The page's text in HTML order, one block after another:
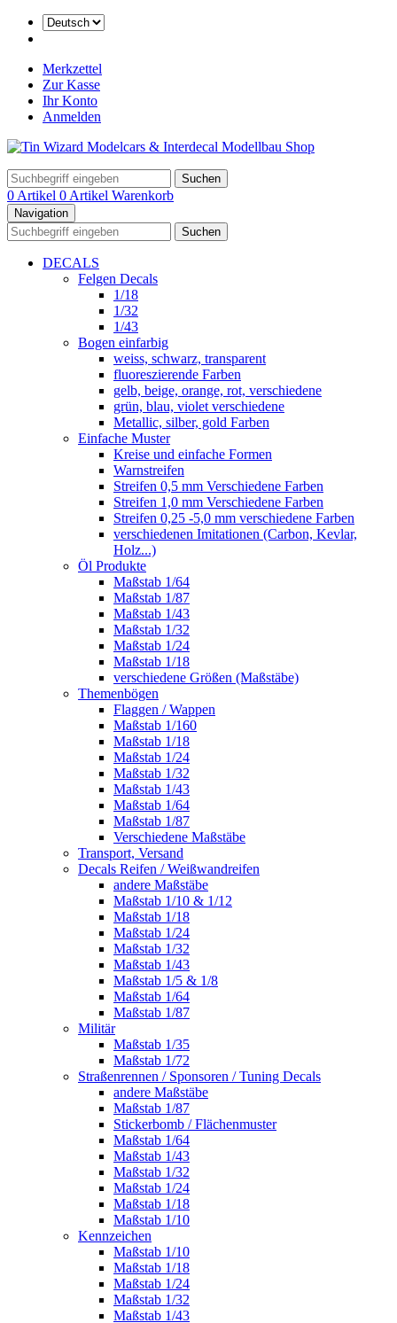
Merkzettel
Zur Kasse
Ihr Konto
Anmelden
Suchen
0 Artikel 0 Artikel Warenkorb
Navigation
Suchen
DECALS
Felgen Decals
1/18
1/32
1/43
Bogen einfarbig
weiss, schwarz, transparent
fluoreszierende Farben
gelb, beige, orange, rot, verschiedene
grün, blau, violet verschiedene
Metallic, silber, gold Farben
Einfache Muster
Kreise und einfache Formen
Warnstreifen
Streifen 0,5 mm Verschiedene Farben
Streifen 1,0 mm Verschiedene Farben
Streifen 0,25 -5,0 mm verschiedene Farben
verschiedenen Imitationen (Carbon, Kevlar,
Holz...)
Öl Produkte
Maßstab 1/64
Maßstab 1/87
Maßstab 1/43
Maßstab 1/32
Maßstab 1/24
Maßstab 1/18
verschiedene Größen (Maßstäbe)
Themenbögen
Flaggen / Wappen
Maßstab 1/160
Maßstab 1/18
Maßstab 1/24
Maßstab 1/32
Maßstab 1/43
Maßstab 1/64
Maßstab 1/87
Verschiedene Maßstäbe
Transport, Versand
Decals Reifen / Weißwandreifen
andere Maßstäbe
Maßstab 1/10 & 1/12
Maßstab 1/18
Maßstab 1/24
Maßstab 1/32
Maßstab 1/43
Maßstab 1/5 & 1/8
Maßstab 1/64
Maßstab 1/87
Militär
Maßstab 1/35
Maßstab 1/72
Straßenrennen / Sponsoren / Tuning Decals
andere Maßstäbe
Maßstab 1/87
Stickerbomb / Flächenmuster
Maßstab 1/64
Maßstab 1/43
Maßstab 1/32
Maßstab 1/24
Maßstab 1/18
Maßstab 1/10
Kennzeichen
Maßstab 1/10
Maßstab 1/18
Maßstab 1/24
Maßstab 1/32
Maßstab 1/43